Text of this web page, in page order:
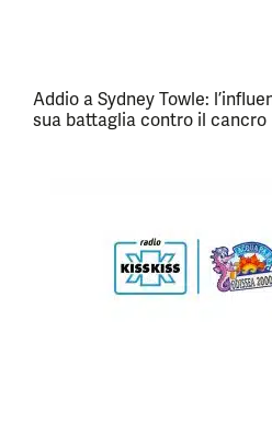
Addio a Sydney Towle:
sua battaglia contro il cancro